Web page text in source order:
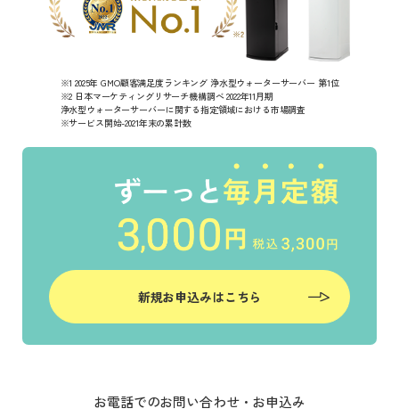
※1 2025年 GMO顧客満足度ランキング 浄水型ウォーターサーバー 第1位
※2 日本マーケティングリサーチ機構調べ 2022年11月期
浄水型ウォーターサーバーに関する指定領域における市場調査
※サービス開始-2021年末の累計数
新規お申込みはこちら
お電話でのお問い合わせ・お申込み